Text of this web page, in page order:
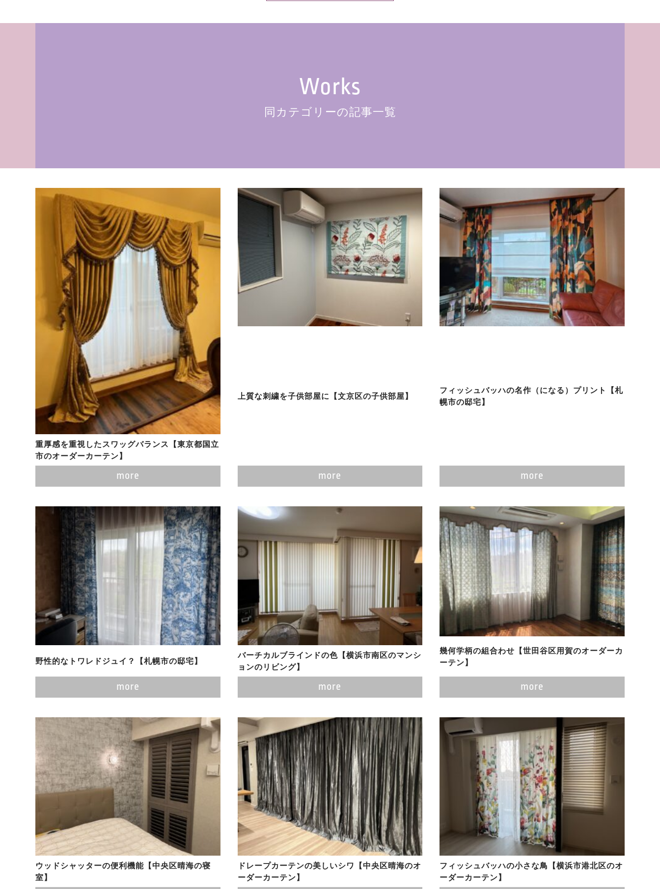
Works
同カテゴリーの記事一覧
重厚感を重視したスワッグバランス【東京都国立
市のオーダーカーテン】
more
上質な刺繍を子供部屋に【文京区の子供部屋】
more
フィッシュバッハの名作（になる）プリント【札
幌市の邸宅】
more
野性的なトワレドジュイ？【札幌市の邸宅】
more
バーチカルブラインドの色【横浜市南区のマンシ
ョンのリビング】
more
幾何学柄の組合わせ【世田谷区用賀のオーダーカ
ーテン】
more
ウッドシャッターの便利機能【中央区晴海の寝
室】
ドレープカーテンの美しいシワ【中央区晴海のオ
ーダーカーテン】
フィッシュバッハの小さな鳥【横浜市港北区のオ
ーダーカーテン】